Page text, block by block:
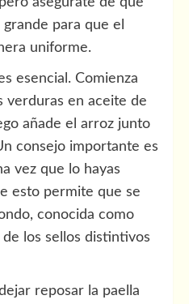
para que el
uniforme.
esencial. Comienza
verduras en aceite de
añade el arroz junto
consejo importante es
vez que lo hayas
esto permite que se
conocida como
los sellos distintivos
reposar la paella